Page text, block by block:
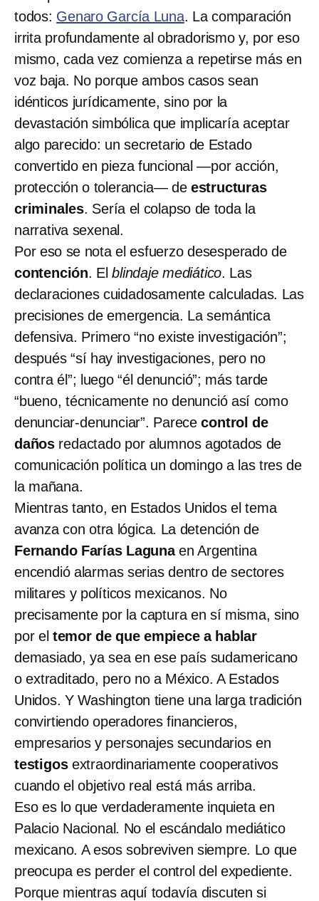
todos: Genaro García Luna. La comparación
irrita profundamente al obradorismo y, por eso
mismo, cada vez comienza a repetirse más en
voz baja. No porque ambos casos sean
idénticos jurídicamente, sino por la
devastación simbólica que implicaría aceptar
algo parecido: un secretario de Estado
convertido en pieza funcional —por acción,
protección o tolerancia— de estructuras
criminales. Sería el colapso de toda la
narrativa sexenal.
Por eso se nota el esfuerzo desesperado de
contención. Elblindaje mediático. Las
declaraciones cuidadosamente calculadas. Las
precisiones de emergencia. La semántica
defensiva. Primero “no existe investigación”;
después “sí hay investigaciones, pero no
contra él”; luego “él denunció”; más tarde
“bueno, técnicamente no denunció así como
denunciar-denunciar”. Parececontrol de
daños redactado por alumnos agotados de
comunicación política un domingo a las tres de
la mañana.
Mientras tanto, en Estados Unidos el tema
avanza con otra lógica. La detención de
Fernando Farías Lagunaen Argentina
encendió alarmas serias dentro de sectores
militares y políticos mexicanos. No
precisamente por la captura en sí misma, sino
por el temor de que empiece a hablar
demasiado, ya sea en ese país sudamericano
o extraditado, pero no a México. A Estados
Unidos. Y Washington tiene una larga tradición
convirtiendo operadores financieros,
empresarios y personajes secundarios en
testigosextraordinariamente cooperativos
cuando el objetivo real está más arriba.
Eso es lo que verdaderamente inquieta en
Palacio Nacional. No el escándalo mediático
mexicano. A esos sobreviven siempre. Lo que
preocupa es perder el control del expediente.
Porque mientras aquí todavía discuten si